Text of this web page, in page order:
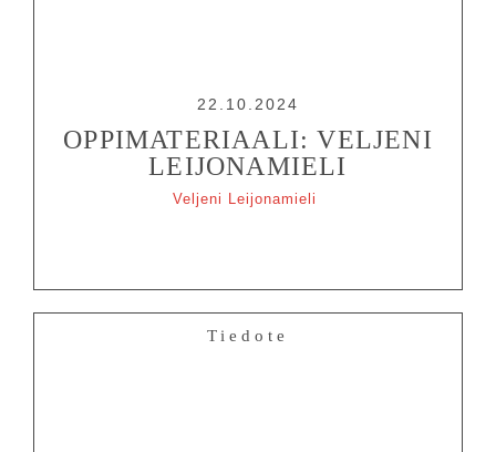
22.10.2024
OPPIMATERIAALI: VELJENI
LEIJONAMIELI
Veljeni Leijonamieli
Tiedote